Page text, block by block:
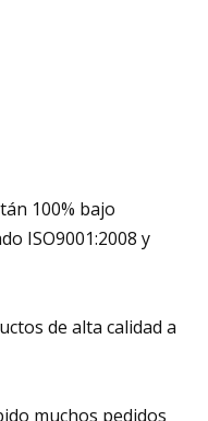
100% bajo
ISO9001:2008 y
de alta calidad a
muchos pedidos